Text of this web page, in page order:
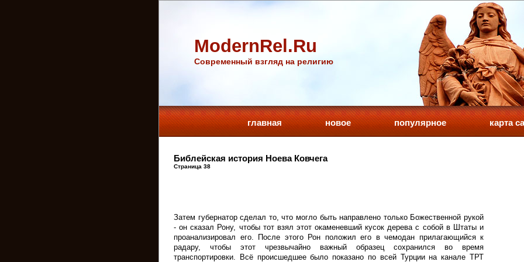
ModernRel.Ru
Cовременный взгляд на религию
главная новое популярное карта
Библейская история Ноева Ковчега
Страница 38
Затем губернатор сделал то, что могло быть направлено только Божественной рукой
- он сказал Рону, чтобы тот взял этот окаменевший кусок дерева с собой в Штаты и
проанализировал его. После этого Рон положил его в чемодан прилагающийся к
радару, чтобы этот чрезвычайно важный образец сохранился во время
транспортировки. Всё происшедшее было показано по всей Турции на канале ТРТ